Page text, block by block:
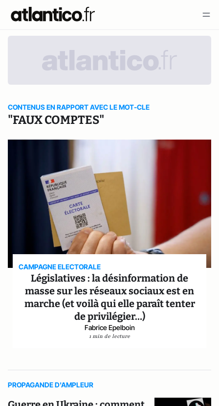
CONTENUS EN RAPPORT AVEC LE MOT-CLE
"FAUX COMPTES"
CAMPAGNE ELECTORALE
Législatives : la désinformation de
masse sur les réseaux sociaux est en
marche (et voilà qui elle paraît tenter
de privilégier…)
Fabrice Epelboin
1 min de lecture
PROPAGANDE D'AMPLEUR